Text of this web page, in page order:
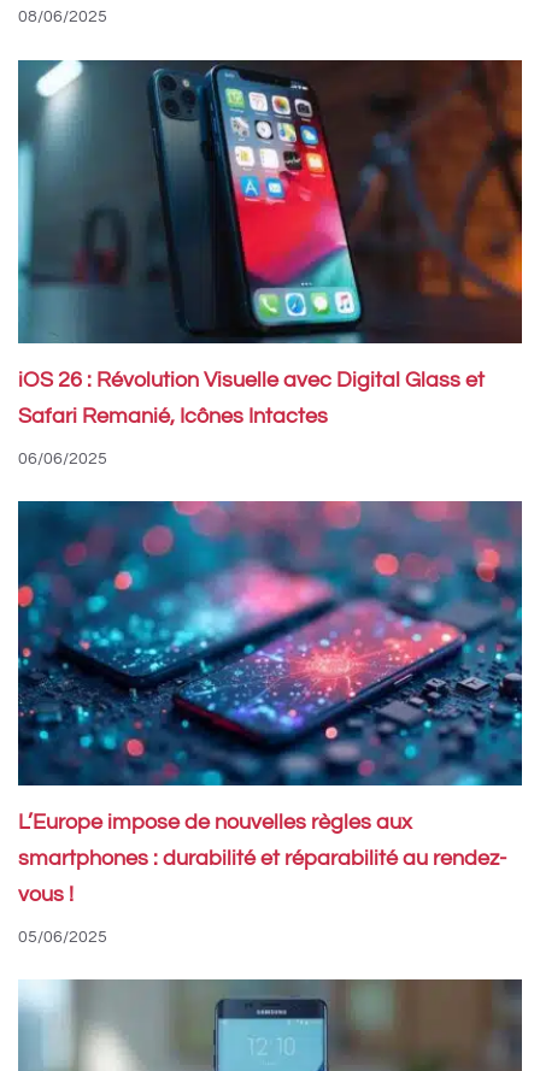
08/06/2025
iOS 26 : Révolution Visuelle avec Digital Glass et
Safari Remanié, Icônes Intactes
06/06/2025
L’Europe impose de nouvelles règles aux
smartphones : durabilité et réparabilité au rendez-
vous !
05/06/2025